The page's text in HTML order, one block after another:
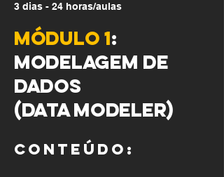
3 dias - 24 horas/aulas
Módulo 1:
Modelagem de
dados
(Data Modeler)
Conteúdo: